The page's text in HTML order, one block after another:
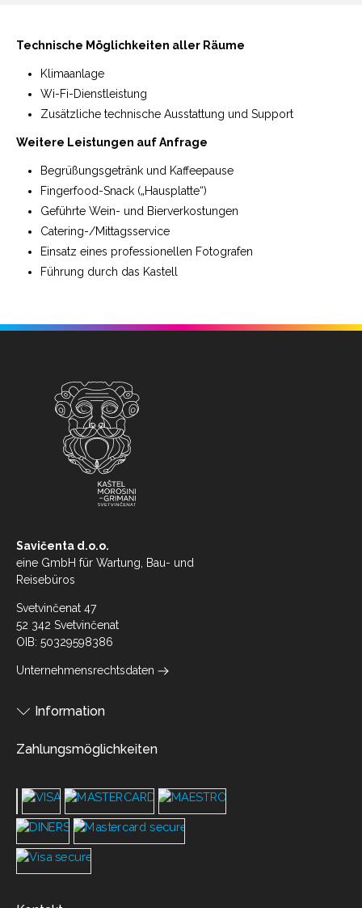
Technische Möglichkeiten aller Räume
Klimaanlage
Wi-Fi-Dienstleistung
Zusätzliche technische Ausstattung und Support
Weitere Leistungen auf Anfrage
Begrüßungsgetränk und Kaffeepause
Fingerfood-Snack („Hausplatte“)
Geführte Wein- und Bierverkostungen
Catering-/Mittagsservice
Einsatz eines professionellen Fotografen
Führung durch das Kastell
Savičenta d.o.o.
eine GmbH für Wartung, Bau- und
Reisebüros
Svetvinčenat 47
52 342 Svetvinčenat
OIB: 50329598386
Unternehmensrechtsdaten
Information
Zahlungsmöglichkeiten